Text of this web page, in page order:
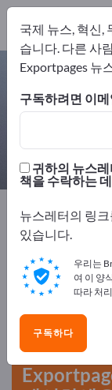
압력계 밸
찾기
Exportpages
압력계 밸브
요!
수요 – 공급 – 중
하세요
국제 뉴스, 혁신,
습니다. 다른 사
Exportpages 뉴
구독하려면 이
귀하의 뉴스
책을 수락하는
뉴스레터의 링
있습니다.
우리는
여 이 양
따라 처
구독하다